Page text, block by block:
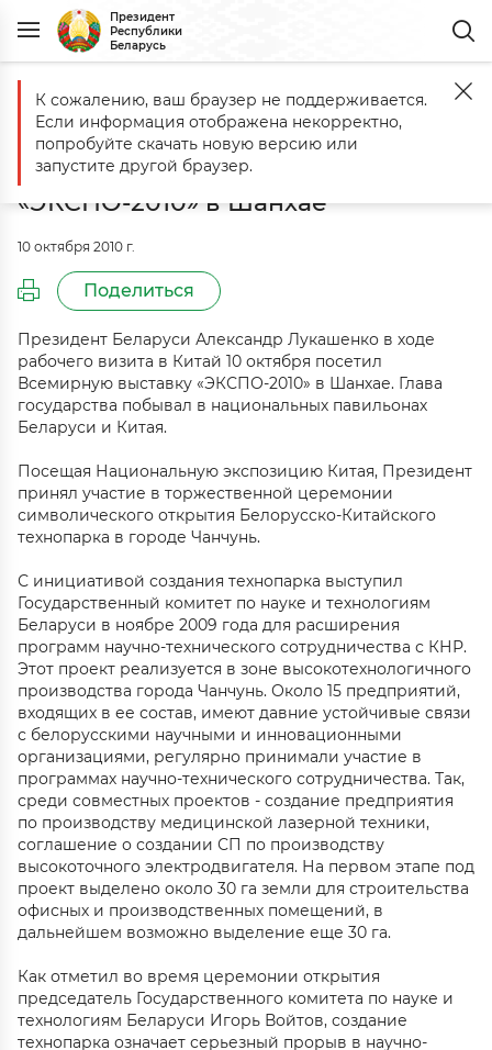
Президент
Республики
Беларусь
Главная События 10 октября Александр Лукашенко посетил
10 октября Александр Лукашенко
посетил Всемирную выставку
«ЭКСПО-2010» в Шанхае
10 октября 2010 г.
Поделиться
Президент Беларуси Александр Лукашенко в ходе
рабочего визита в Китай 10 октября посетил
Всемирную выставку «ЭКСПО-2010» в Шанхае. Глава
государства побывал в национальных павильонах
Беларуси и Китая.
Посещая Национальную экспозицию Китая, Президент
принял участие в торжественной церемонии
символического открытия Белорусско-Китайского
технопарка в городе Чанчунь.
С инициативой создания технопарка выступил
Государственный комитет по науке и технологиям
Беларуси в ноябре 2009 года для расширения
программ научно-технического сотрудничества с КНР.
Этот проект реализуется в зоне высокотехнологичного
производства города Чанчунь. Около 15 предприятий,
входящих в ее состав, имеют давние устойчивые связи
с белорусскими научными и инновационными
организациями, регулярно принимали участие в
программах научно-технического сотрудничества. Так,
среди совместных проектов - создание предприятия
по производству медицинской лазерной техники,
соглашение о создании СП по производству
высокоточного электродвигателя. На первом этапе под
проект выделено около 30 га земли для строительства
офисных и производственных помещений, в
дальнейшем возможно выделение еще 30 га.
Как отметил во время церемонии открытия
председатель Государственного комитета по науке и
технологиям Беларуси Игорь Войтов, создание
технопарка означает серьезный прорыв в научно-
К сожалению, ваш браузер не поддерживается.
Если информация отображена некорректно,
попробуйте скачать новую версию или
запустите другой браузер.